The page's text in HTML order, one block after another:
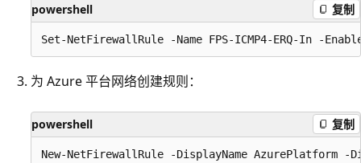
powershell 复制
为 Azure 平台网络创建规则：
powershell 复制
New-NetFirewallRule -DisplayName